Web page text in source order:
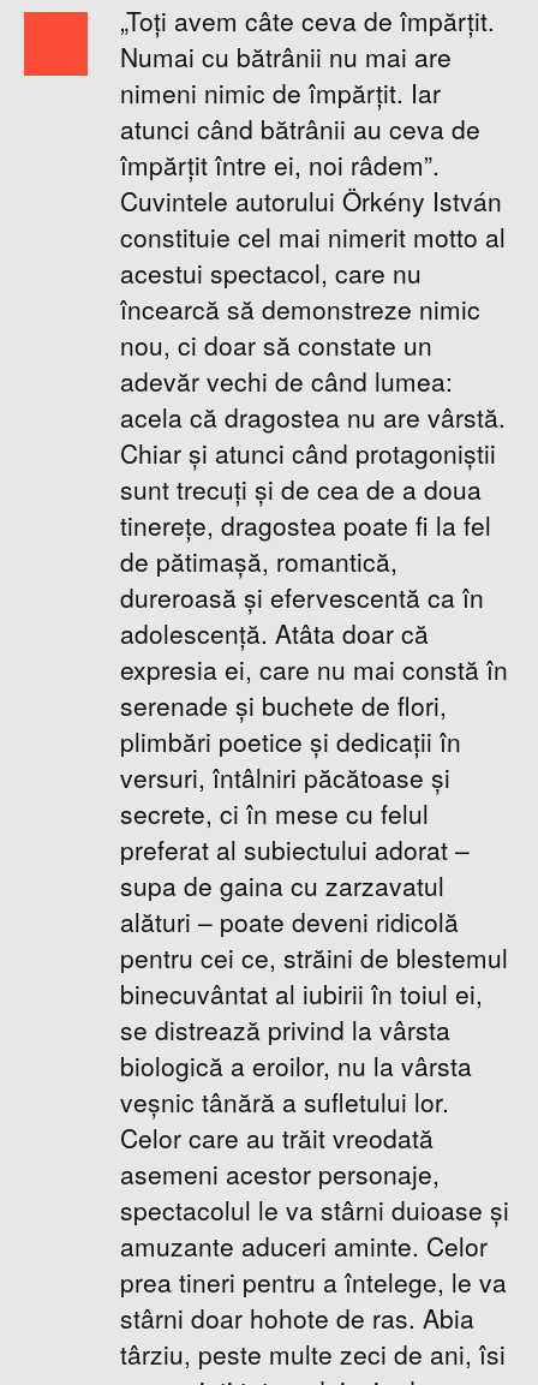
„Toţi avem câte ceva de împărţit.
Numai cu bătrânii nu mai are
nimeni nimic de împărţit. Iar
atunci când bătrânii au ceva de
împărţit între ei, noi râdem”.
Cuvintele autorului Örkény István
constituie cel mai nimerit motto al
acestui spectacol, care nu
încearcă să demonstreze nimic
nou, ci doar să constate un
adevăr vechi de când lumea:
acela că dragostea nu are vârstă.
Chiar şi atunci când protagoniştii
sunt trecuţi şi de cea de a doua
tinereţe, dragostea poate fi la fel
de pătimaşă, romantică,
dureroasă şi efervescentă ca în
adolescenţă. Atâta doar că
expresia ei, care nu mai constă în
serenade şi buchete de flori,
plimbări poetice şi dedicaţii în
versuri, întâlniri păcătoase şi
secrete, ci în mese cu felul
preferat al subiectului adorat –
supa de gaina cu zarzavatul
alături – poate deveni ridicolă
pentru cei ce, străini de blestemul
binecuvântat al iubirii în toiul ei,
se distrează privind la vârsta
biologică a eroilor, nu la vârsta
veşnic tânără a sufletului lor.
Celor care au trăit vreodată
asemeni acestor personaje,
spectacolul le va stârni duioase şi
amuzante aduceri aminte. Celor
prea tineri pentru a întelege, le va
stârni doar hohote de ras. Abia
târziu, peste multe zeci de ani, îsi